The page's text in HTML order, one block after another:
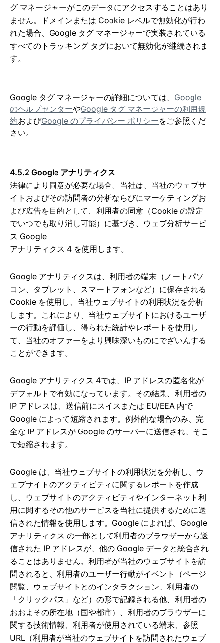
グ マネージャーがこのデータにアクセスすることはあり
ません。ドメインまたは Cookie レベルで無効化が行わ
れた場合、Google タグ マネージャーで実装されている
すべてのトラッキング タグにおいて無効化が継続されま
す。
Google タグ マネージャーの詳細については、 Google
のヘルプセンターやGoogle タグ マネージャーの利用規
約およびGoogle のプライバシー ポリシーをご参照くだ
さい。
4.5.2 Google アナリティクス
法律により同意が必要な場合、当社は、当社のウェブサ
イトおよびその訪問者の分析ならびにマーケティングお
よび広告を目的として、利用者の同意（Cookie の設定
でいつでも取り消し可能）に基づき、ウェブ分析サービ
ス Google
アナリティクス 4 を使用します。
Google アナリティクスは、利用者の端末（ノートパソ
コン、タブレット、スマートフォンなど）に保存される
Cookie を使用し、当社ウェブサイトの利用状況を分析
します。これにより、当社ウェブサイトにおけるユーザ
ーの行動を評価し、得られた統計やレポートを使用し
て、当社のオファーをより興味深いものにでざいんする
ことができます。
Google アナリティクス 4では、IP アドレスの匿名化が
デフォルトで有効になっています。その結果、利用者の
IP アドレスは、送信前にスイスまたは EU/EEA 内で
Google によって短縮されます。例外的な場合のみ、完
全な IP アドレスが Google のサーバーに送信され、そこ
で短縮されます。
Google は、当社ウェブサイトの利用状況を分析し、ウ
ェブサイトのアクティビティに関するレポートを作成
し、ウェブサイトのアクティビティやインターネット利
用に関するその他のサービスを当社に提供するために送
信された情報を使用します。Google によれば、Google
アナリティクス の一部として利用者のブラウザーから送
信された IP アドレスが、他の Google データと統合され
ることはありません。利用者が当社のウェブサイトを訪
問されると、利用者のユーザー行動がイベント（ページ
閲覧、ウェブサイトとのインタラクション、利用者の
「クリックパス」など）の形で記録される他、利用者の
おおよその所在地（国や都市）、利用者のブラウザーに
関する技術情報、利用者が使用されている端末、参照
URL（利用者が当社のウェブサイトを訪問されたウェブ